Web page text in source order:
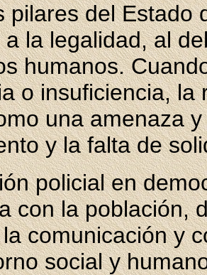
pilares del Estado
la legalidad, al
humanos.
o insuficiencia, la
una amenaza
y la falta de
policial en
con la población,
comunicación y
social y